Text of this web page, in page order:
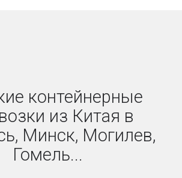
контейнерные
из Китая в
Минск, Могилев,
Гомель...